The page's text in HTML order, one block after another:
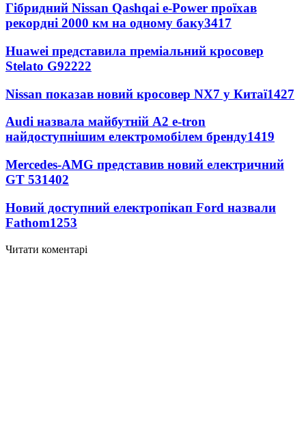
Гібридний Nissan Qashqai e-Power проїхав
рекордні 2000 км на одному баку3417
Huawei представила преміальний кросовер
Stelato G92222
Nissan показав новий кросовер NX7 у Китаї1427
Audi назвала майбутній A2 e-tron
найдоступнішим електромобілем бренду1419
Mercedes-AMG представив новий електричний
GT 531402
Новий доступний електропікап Ford назвали
Fathom1253
Читати коментарі